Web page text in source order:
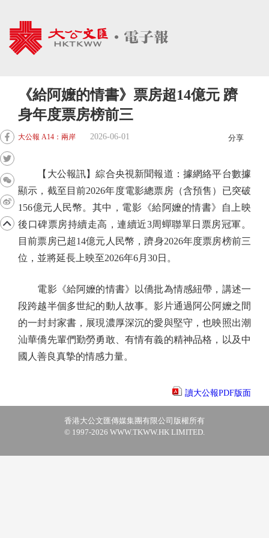
《給阿嬤的情書》票房超14億元 躋
身年度票房榜前三
大公報 A14：兩岸 2026-06-01 分享
【大公報訊】綜合央視新聞報道：據網絡平台數據
顯示，截至目前2026年度電影總票房（含預售）已突破
156億元人民幣。其中，電影《給阿嬤的情書》自上映
後口碑票房持續走高，連續近3周蟬聯單日票房冠軍。
目前票房已超14億元人民幣，躋身2026年度票房榜前三
位，並將延長上映至2026年6月30日。
電影《給阿嬤的情書》以僑批為情感紐帶，講述一
段跨越半個多世紀的動人故事。影片通過阿公阿嬤之間
的一封封家書，展現濃厚深沉的愛與堅守，也映照出潮
汕華僑先輩們勤勞勇敢、有情有義的精神品格，以及中
國人善良真摯的情感力量。
讀大公報PDF版面
香港大公文匯傳媒集團有限公司版權所有
© 1997-2026 WWW.TKWW.HK LIMITED.